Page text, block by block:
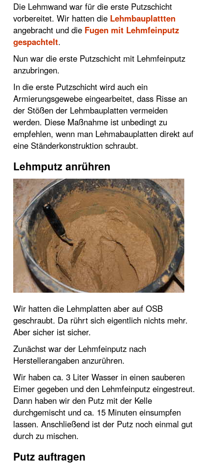
Die Lehmwand war für die erste Putzschicht
vorbereitet. Wir hatten die Lehmbauplattten
angebracht und die Fugen mit Lehmfeinputz
gespachtelt.
Nun war die erste Putzschicht mit Lehmfeinputz
anzubringen.
In die erste Putzschicht wird auch ein
Armierungsgewebe eingearbeitet, dass Risse an
der Stößen der Lehmbauplatten vermeiden
werden. Diese Maßnahme ist unbedingt zu
empfehlen, wenn man Lehmabauplatten direkt auf
eine Ständerkonstruktion schraubt.
Lehmputz anrühren
Wir hatten die Lehmplatten aber auf OSB
geschraubt. Da rührt sich eigentlich nichts mehr.
Aber sicher ist sicher.
Zunächst war der Lehmfeinputz nach
Herstellerangaben anzurühren.
Wir haben ca. 3 Liter Wasser in einen sauberen
Eimer gegeben und den Lehmfeinputz eingestreut.
Dann haben wir den Putz mit der Kelle
durchgemischt und ca. 15 Minuten einsumpfen
lassen. Anschließend ist der Putz noch einmal gut
durch zu mischen.
Putz auftragen